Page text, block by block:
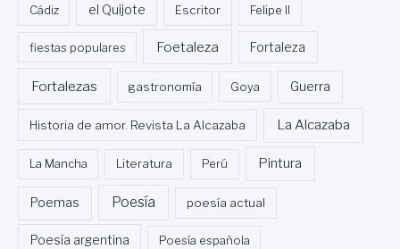
Cádiz el Quijote Escritor Felipe II
fiestas populares Foetaleza Fortaleza
Fortalezas gastronomía Goya Guerra
Historia de amor. Revista La Alcazaba La Alcazaba
La Mancha Literatura Perú Pintura
Poemas Poesía poesía actual
Poesía argentina Poesía española